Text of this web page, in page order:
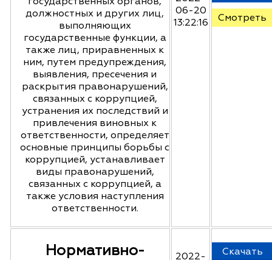
должностных и других лиц,
выполняющих
государственные функции, а
также лиц, приравненных к
ним, путем предупреждения,
выявления, пресечения и
раскрытия правонарушений,
связанных с коррупцией,
устранения их последствий и
привлечения виновных к
ответственности, определяет
основные принципы борьбы с
коррупцией, устанавливает
виды правонарушений,
связанных с коррупцией, а
также условия наступления
ответственности.
06-20
13:22:16
Смотреть
Нормативно-
2022-
Скачать